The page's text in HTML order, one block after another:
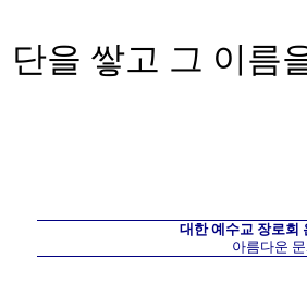
단을 쌓고 그 이
대한 예수교 장로회
아름다운